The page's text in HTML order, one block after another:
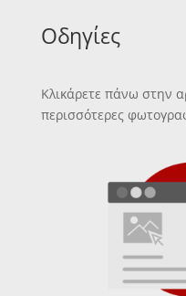
Οδηγίες
Κλικάρετε πάνω στην
περισσότερες